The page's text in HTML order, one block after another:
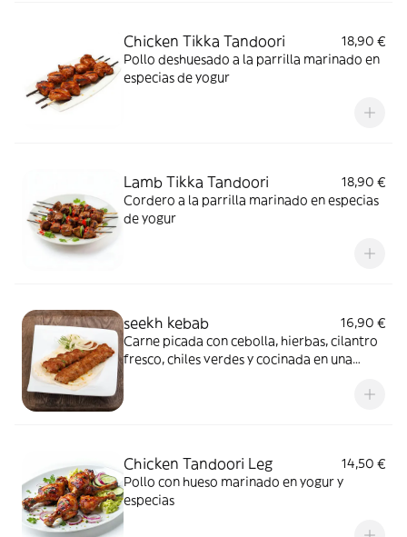
Chicken Tikka Tandoori
18,90 €
Pollo deshuesado a la parrilla marinado en
especias de yogur
Lamb Tikka Tandoori
18,90 €
Cordero a la parrilla marinado en especias
de yogur
seekh kebab
16,90 €
Carne picada con cebolla, hierbas, cilantro
fresco, chiles verdes y cocinada en una
Chicken Tandoori Leg
14,50 €
Pollo con hueso marinado en yogur y
especias